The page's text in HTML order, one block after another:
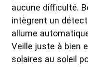
aucune difficulté.
intègrent un
allume
Veille juste à bien
solaires au soleil